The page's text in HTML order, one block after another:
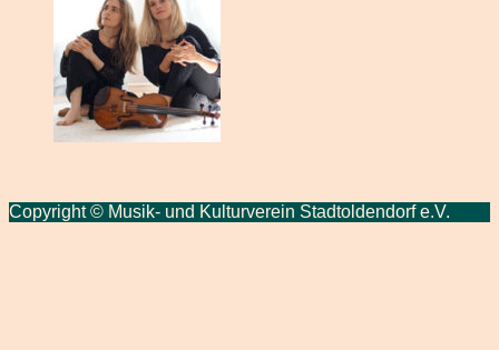
Copyright © Musik- und Kulturverein Stadtoldendorf e.V.